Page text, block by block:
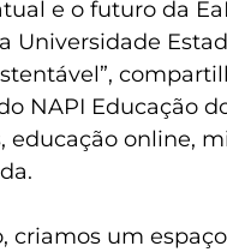
e o futuro da
Universidade
NAPI Educação
online,
criamos um